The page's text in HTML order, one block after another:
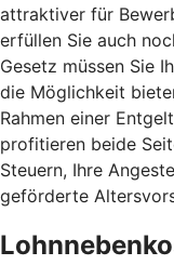
attraktiver für
erfüllen Sie auch
Gesetz müssen Sie
die Möglichkeit
Rahmen einer
profitieren beide
Steuern, Ihre
geförderte